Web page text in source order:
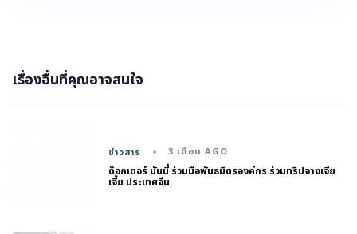
เรื่องอื่นที่คุณอาจสนใจ
ข่าวสาร 3 เดือน AGO
ด๊อกเตอร์ มันนี่ ร่วมมือพันธมิตรองค์กร ร่วมทริปจางเจีย
เจี้ย ประเทศจีน